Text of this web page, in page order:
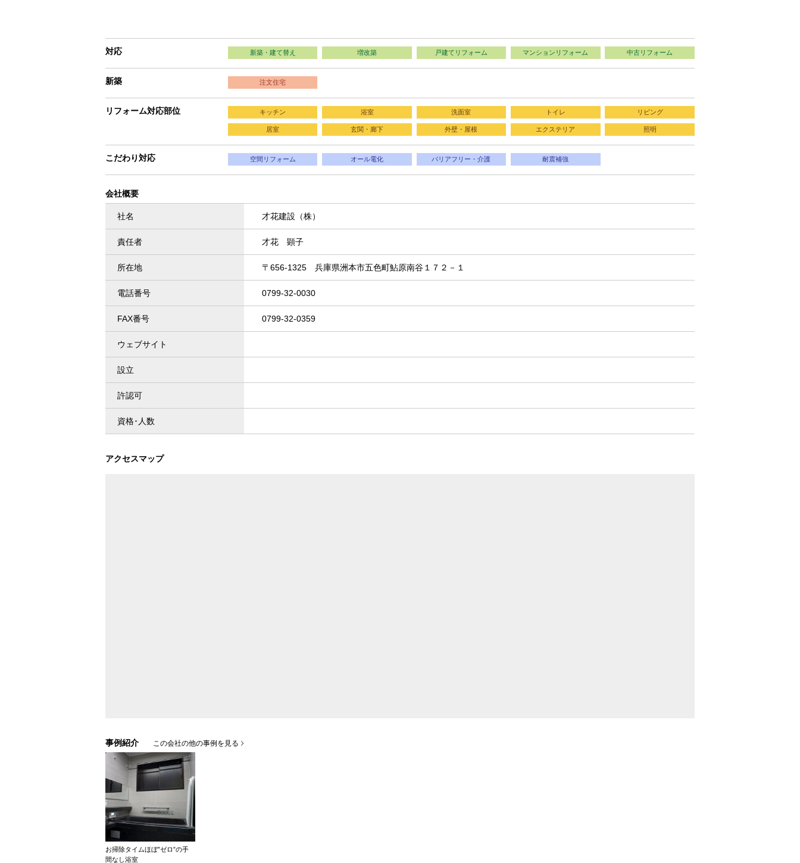
対応 新築・建て替え 増改築 戸建てリフォーム マンションリフォーム 中古リフォーム
新築 注文住宅
リフォーム対応部位 キッチン 浴室 洗面室 トイレ リビング
居室 玄関・廊下 外壁・屋根 エクステリア 照明
こだわり対応 空間リフォーム オール電化 バリアフリー・介護 耐震補強
会社概要
社名 才花建設（株）
責任者 才花 顕子
所在地 〒656-1325 兵庫県洲本市五色町鮎原南谷１７２－１
電話番号 0799-32-0030
FAX番号 0799-32-0359
ウェブサイト
設立
許認可
資格･人数
アクセスマップ
事例紹介 この会社の他の事例を見る
お掃除タイムほぼ”ゼロ”の手
間なし浴室